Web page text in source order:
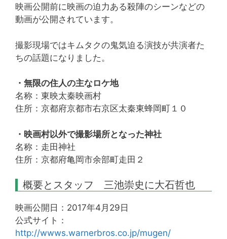
映画公開前に映画の迫力ある殺陣のシーンなどの
動画が公開されています。
撮影現場ではキムタクの鬼気迫る演技が共演者た
ちの話題になりました。
・無限の住人の主なロケ地
名称：東映太秦映画村
住所：京都府京都市右京区太秦東蜂岡町１０
・映画村以外で撮影場所となった神社
名称：走田神社
住所：京都府亀岡市余部町走田２
概要とスタッフ 三池崇史に大石哲也
映画公開日：2017年4月29日
公式サイト：
http://wwws.warnerbros.co.jp/mugen/